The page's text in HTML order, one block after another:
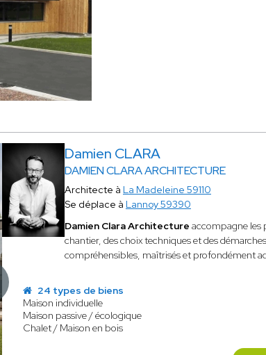
Damien CLARA
DAMIEN CLARA ARCHITECTURE
Architecte à La Madeleine 59110
Se déplace à Lannoy 59390
Damien Clara Architecture accompagne les
chantier, des choix techniques et des
compréhensibles, maîtrisés et profondément
24 types de biens
Maison individuelle
Maison passive / écologique
Chalet / Maison en bois